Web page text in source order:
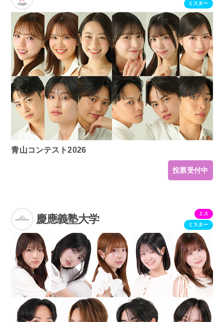
ミスター
青山コンテスト2026
投票受付中
慶應義塾大学
ミス
ミスター